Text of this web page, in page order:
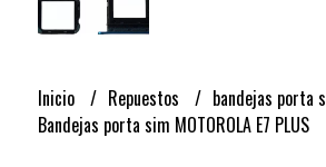
Inicio Repuestos
bandejas porta
Bandejas porta sim MOTOROLA E7 PLUS